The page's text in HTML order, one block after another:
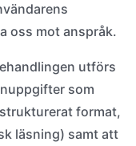
oss mot anspråk.
utförs
som
format,
läsning) samt att